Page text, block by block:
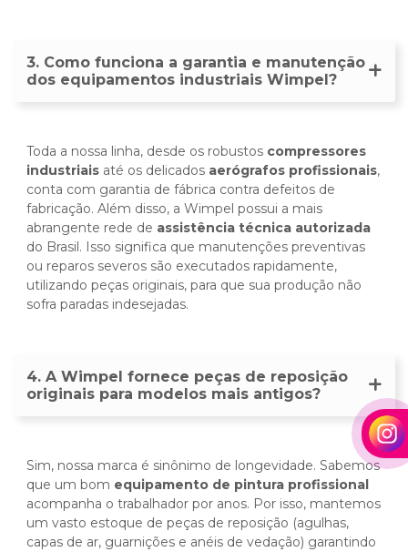
3. Como funciona a garantia e manutenção
dos equipamentos industriais Wimpel?
Toda a nossa linha, desde os robustos compressores
industriais até os delicados aerógrafos profissionais,
conta com garantia de fábrica contra defeitos de
fabricação. Além disso, a Wimpel possui a mais
abrangente rede de assistência técnica autorizada
do Brasil. Isso significa que manutenções preventivas
ou reparos severos são executados rapidamente,
utilizando peças originais, para que sua produção não
sofra paradas indesejadas.
4. A Wimpel fornece peças de reposição
originais para modelos mais antigos?
Sim, nossa marca é sinônimo de longevidade. Sabemos
que um bom equipamento de pintura profissional
acompanha o trabalhador por anos. Por isso, mantemos
um vasto estoque de peças de reposição (agulhas,
capas de ar, guarnições e anéis de vedação) garantindo